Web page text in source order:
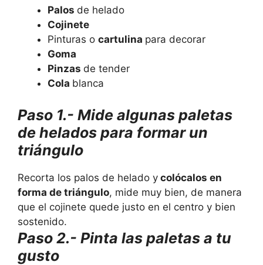
Palos de helado
Cojinete
Pinturas o cartulina para decorar
Goma
Pinzas de tender
Cola blanca
Paso 1.- Mide algunas paletas
de helados para formar un
triángulo
Recorta los palos de helado y colócalos en
forma de triángulo, mide muy bien, de manera
que el cojinete quede justo en el centro y bien
sostenido.
Paso 2.- Pinta las paletas a tu
gusto